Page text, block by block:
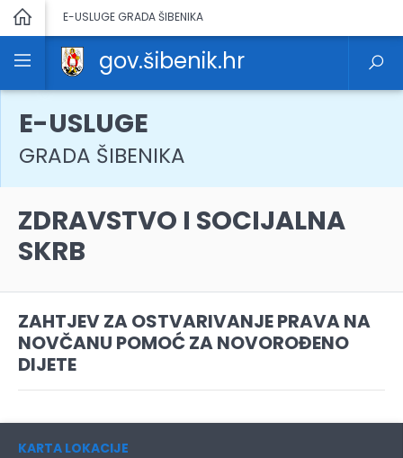
E-USLUGE GRADA ŠIBENIKA
gov.šibenik.hr
E-USLUGE
GRADA ŠIBENIKA
ZDRAVSTVO I SOCIJALNA
SKRB
ZAHTJEV ZA OSTVARIVANJE PRAVA NA
NOVČANU POMOĆ ZA NOVOROĐENO
DIJETE
KARTA LOKACIJE